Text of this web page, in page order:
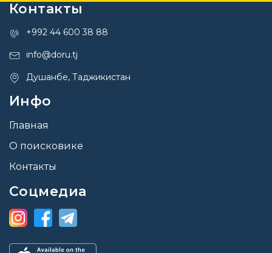
Контакты
+992 44 600 38 88
info@doru.tj
Душанбе, Таджикистан
Инфо
Главная
О поисковике
Контакты
Соцмедиа